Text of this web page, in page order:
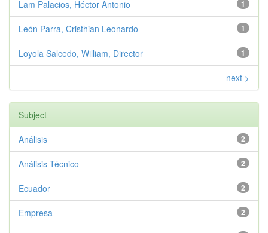
1
Lam Palacios, Héctor Antonio
1
León Parra, Cristhian Leonardo
1
Loyola Salcedo, William, Director
next >
Subject
2
Análisis
2
Análisis Técnico
2
Ecuador
2
Empresa